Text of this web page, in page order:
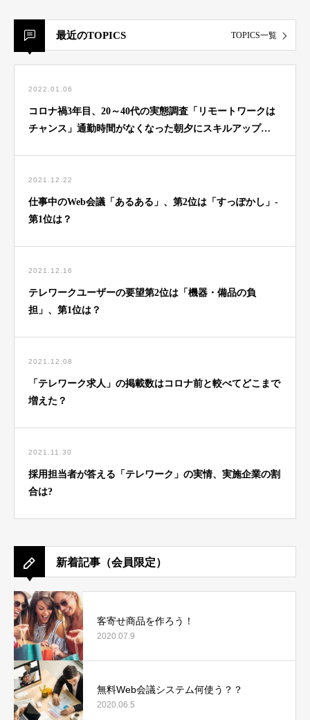
最近のTOPICS TOPICS一覧
2022.01.06
コロナ禍3年目、20～40代の実態調査「リモートワークは
チャンス」通勤時間がなくなった朝夕にスキルアップ
2021.12.22
仕事中のWeb会議「あるある」、第2位は「すっぽかし」-
第1位は？
2021.12.16
テレワークユーザーの要望第2位は「機器・備品の負
担」、第1位は？
2021.12.08
「テレワーク求人」の掲載数はコロナ前と較べてどこまで
増えた？
2021.11.30
採用担当者が答える「テレワーク」の実情、実施企業の割
合は?
新着記事（会員限定）
客寄せ商品を作ろう！
2020.07.9
無料Web会議システム何使う？？
2020.06.5